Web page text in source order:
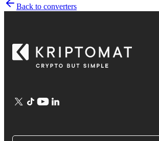
Back to converters